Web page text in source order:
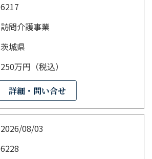
6217
訪問介護事業
茨城県
250万円（税込）
詳細・問い合せ
2026/08/03
6228